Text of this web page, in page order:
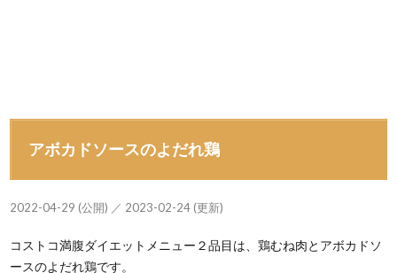
アボカドソースのよだれ鶏
2022-04-29 (公開) ／ 2023-02-24 (更新)
コストコ満腹ダイエットメニュー２品目は、鶏むね肉とアボカドソ
ースのよだれ鶏です。